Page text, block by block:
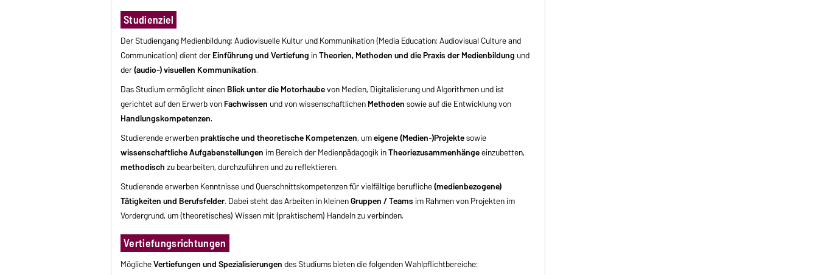
Studienziel
Der Studiengang Medienbildung: Audiovisuelle Kultur und Kommunikation (Media Education: Audiovisual Culture and
Communication) dient derEinführung und VertiefunginTheorien, Methoden und die Praxis der Medienbildung und
der(audio-) visuellen Kommunikation.
Das Studium ermöglicht einenBlick unter die Motorhaubevon Medien, Digitalisierung und Algorithmen und ist
gerichtet auf den Erwerb vonFachwissen und von wissenschaftlichenMethodensowie auf die Entwicklung von
Handlungskompetenzen.
Studierende erwerbenpraktische und theoretische Kompetenzen, umeigene (Medien-)Projektesowie
wissenschaftliche Aufgabenstellungenim Bereich der Medienpädagogik inTheoriezusammenhängeeinzubetten,
methodischzu bearbeiten, durchzuführen und zu reflektieren.
Studierende erwerben Kenntnisse und Querschnittskompetenzen für vielfältige berufliche(medienbezogene)
Tätigkeiten und Berufsfelder. Dabei steht das Arbeiten in kleinenGruppen / Teamsim Rahmen von Projekten im
Vordergrund, um (theoretisches) Wissen mit (praktischem) Handeln zu verbinden.
Vertiefungsrichtungen
MöglicheVertiefungen und Spezialisierungendes Studiums bieten die folgenden Wahlpflichtbereiche: